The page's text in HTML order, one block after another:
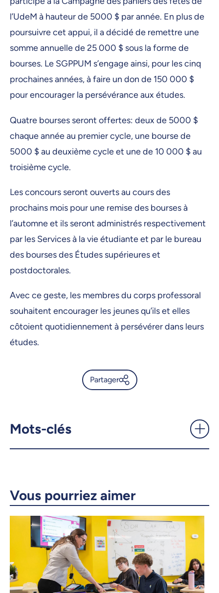
l’UdeM à hauteur de 5000 $ par année. En plus de
poursuivre cet appui, il a décidé de remettre une
somme annuelle de 25 000 $ sous la forme de
bourses. Le SGPPUM s’engage ainsi, pour les cinq
prochaines années, à faire un don de 150 000 $
pour encourager la persévérance aux études.
Quatre bourses seront offertes: deux de 5000 $
chaque année au premier cycle, une bourse de
5000 $ au deuxième cycle et une de 10 000 $ au
troisième cycle.
Les concours seront ouverts au cours des
prochains mois pour une remise des bourses à
l’automne et ils seront administrés respectivement
par les Services à la vie étudiante et par le bureau
des bourses des Études supérieures et
postdoctorales.
Avec ce geste, les membres du corps professoral
souhaitent encourager les jeunes qu’ils et elles
côtoient quotidiennement à persévérer dans leurs
études.
Partager
Copier le lien
Mots-clés
Vous pourriez aimer